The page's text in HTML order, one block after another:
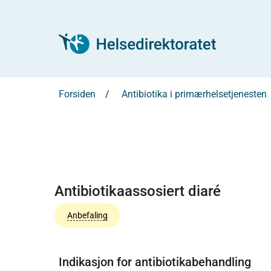
Forsiden Antibiotika i primærhelsetjenesten
Antibiotikaassosiert diaré
Anbefaling
Indikasjon for antibiotikabehandling